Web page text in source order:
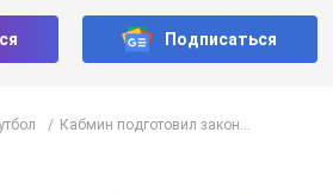
Подписаться
Кабмин подготовил закон...